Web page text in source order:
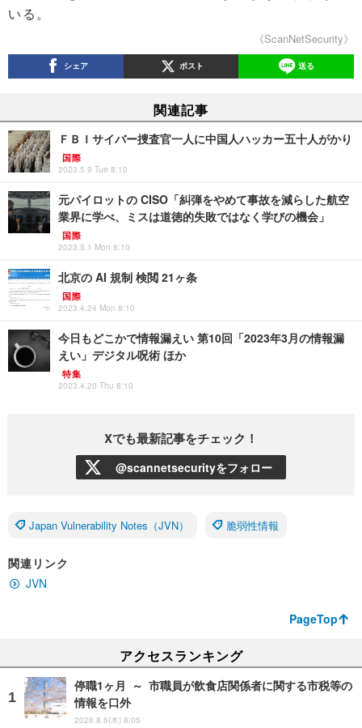
いる。
《ScanNetSecurity》
シェア ポスト 送る
関連記事
ＦＢＩサイバー捜査官一人に中国人ハッカー五十人がかり
国際
2023.5.9 Tue 8:10
元パイロットの CISO「糾弾をやめて事故を減らした航空
業界に学べ、ミスは道徳的失敗ではなく学びの機会」
国際
2023.5.1 Mon 8:10
北京の AI 規制 検閲 21ヶ条
国際
2023.4.24 Mon 8:10
今日もどこかで情報漏えい 第10回「2023年3月の情報漏
えい」デジタル呪術 ほか
特集
2023.4.20 Thu 8:10
Xでも最新記事をチェック！
@scannetsecurityをフォロー
Japan Vulnerability Notes（JVN） 脆弱性情報
関連リンク
JVN
PageTop
アクセスランキング
停職1ヶ月 ～ 市職員が飲食店関係者に関する市税等の
情報を口外
2026.8.6(木) 8:05